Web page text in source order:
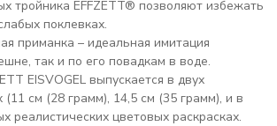
тройника EFFZETT® позволяют избежать
поклевках.
приманка – идеальная имитация
так и по его повадкам в воде.
EISVOGEL выпускается в двух
(11 см (28 грамм), 14,5 см (35 грамм), и в
реалистических цветовых раскрасках.